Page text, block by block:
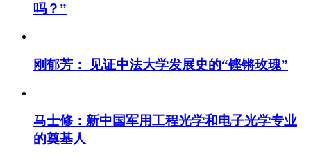
吗？”
刚郁芳： 见证中法大学发展史的“铿锵玫瑰”
马士修：新中国军用工程光学和电子光学专业
的奠基人